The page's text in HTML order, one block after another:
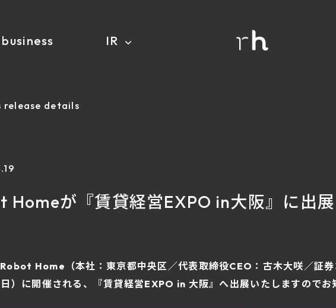
business IR
release details
Homeが『賃貸経営EXPO in大阪』に出展
Home（本社：東京都中央区／代表取締役CEO：古木大咲／証
）に開催される、『賃貸経営EXPO in 大阪』へ出展いたしますのでお